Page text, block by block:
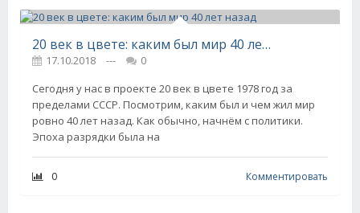
20 век в цвете: каким был мир 40 лет назад
17.10.2018 ---
0
Сегодня у нас в проекте 20 век в цвете 1978 год за
пределами СССР. Посмотрим, каким был и чем жил мир
ровно 40 лет назад. Как обычно, начнём с политики.
Эпоха разрядки была на
0 Комментировать